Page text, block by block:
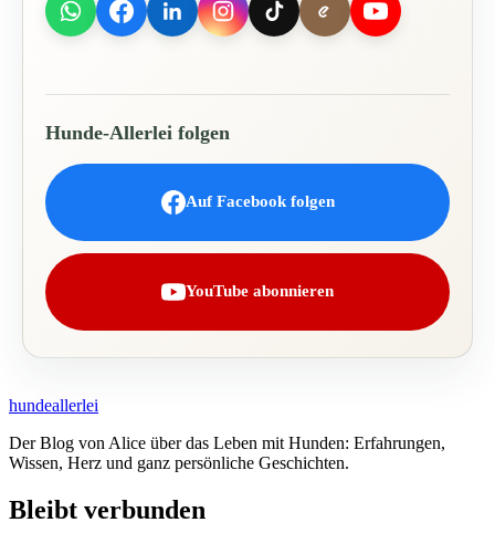
Hunde-Allerlei folgen
Auf Facebook folgen
YouTube abonnieren
hundeallerlei
Der Blog von Alice über das Leben mit Hunden: Erfahrungen,
Wissen, Herz und ganz persönliche Geschichten.
Bleibt verbunden